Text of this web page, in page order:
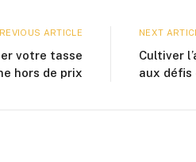
ARTICLE
votre tasse
hors de prix
NEXT
Cultiver
aux